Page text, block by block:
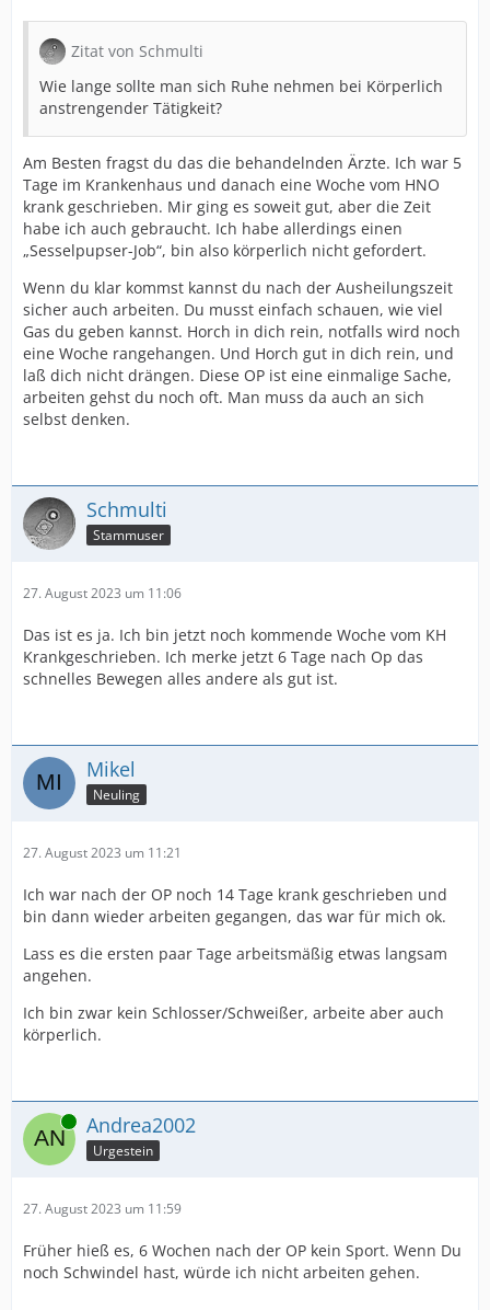
Zitat von Schmulti
Wie lange sollte man sich Ruhe nehmen bei Körperlich
anstrengender Tätigkeit?
Am Besten fragst du das die behandelnden Ärzte. Ich war 5
Tage im Krankenhaus und danach eine Woche vom HNO
krank geschrieben. Mir ging es soweit gut, aber die Zeit
habe ich auch gebraucht. Ich habe allerdings einen
„Sesselpupser-Job“, bin also körperlich nicht gefordert.
Wenn du klar kommst kannst du nach der Ausheilungszeit
sicher auch arbeiten. Du musst einfach schauen, wie viel
Gas du geben kannst. Horch in dich rein, notfalls wird noch
eine Woche rangehangen. Und Horch gut in dich rein, und
laß dich nicht drängen. Diese OP ist eine einmalige Sache,
arbeiten gehst du noch oft. Man muss da auch an sich
selbst denken.
Schmulti
Stammuser
27. August 2023 um 11:06
Das ist es ja. Ich bin jetzt noch kommende Woche vom KH
Krankgeschrieben. Ich merke jetzt 6 Tage nach Op das
schnelles Bewegen alles andere als gut ist.
Mikel
Neuling
27. August 2023 um 11:21
Ich war nach der OP noch 14 Tage krank geschrieben und
bin dann wieder arbeiten gegangen, das war für mich ok.
Lass es die ersten paar Tage arbeitsmäßig etwas langsam
angehen.
Ich bin zwar kein Schlosser/Schweißer, arbeite aber auch
körperlich.
Online Andrea2002
Urgestein
27. August 2023 um 11:59
Früher hieß es, 6 Wochen nach der OP kein Sport. Wenn Du
noch Schwindel hast, würde ich nicht arbeiten gehen.